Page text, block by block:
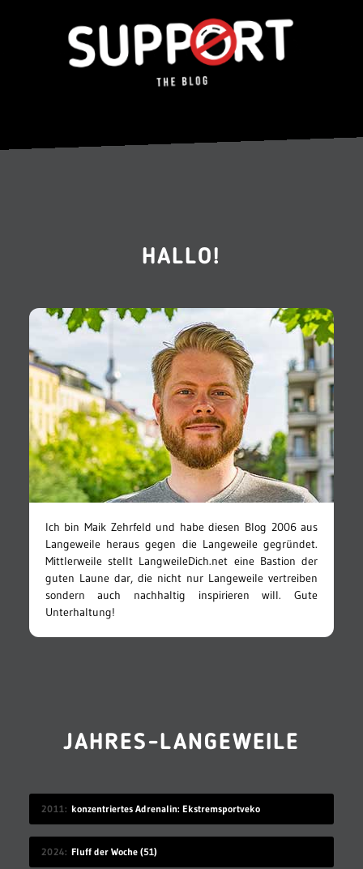
HALLO!
Ich bin Maik Zehrfeld und habe diesen Blog 2006 aus
Langeweile heraus gegen die Langeweile gegründet.
Mittlerweile stellt LangweileDich.net eine Bastion der
guten Laune dar, die nicht nur Langeweile vertreiben
sondern auch nachhaltig inspirieren will. Gute
Unterhaltung!
JAHRES-LANGEWEILE
2011 konzentriertes Adrenalin: Ekstremsportveko
2024 Fluff der Woche (51)